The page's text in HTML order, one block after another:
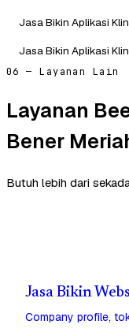
Jasa Bikin Aplikasi
Jasa Bikin Aplikasi
06 — Layanan Lain
Layanan
Bener
Butuh lebih dari
Jasa Bikin
Company profile,